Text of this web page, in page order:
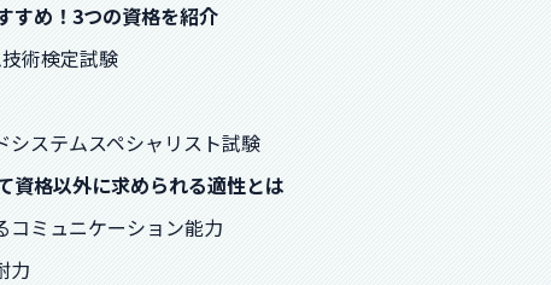
すめ！3つの資格を紹介
術検定試験
システムスペシャリスト試験
資格以外に求められる適性とは
コミュニケーション能力
力